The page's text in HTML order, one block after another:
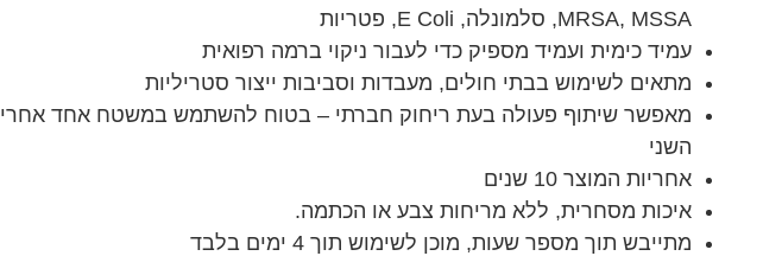
MRSA, MSSA, סלמונלה, E Coli, פטריות
עמיד כימית ועמיד מספיק כדי לעבור ניקוי ברמה רפואית
מתאים לשימוש בבתי חולים, מעבדות וסביבות ייצור סטריליות
מאפשר שיתוף פעולה בעת ריחוק חברתי – בטוח להשתמש במשטח אחד אחרי
השני
אחריות המוצר 10 שנים
איכות מסחרית, ללא מריחות צבע או הכתמה.
מתייבש תוך מספר שעות, מוכן לשימוש תוך 4 ימים בלבד